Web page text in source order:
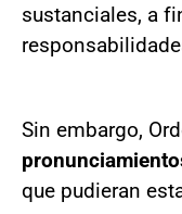
sustanciales, a
Sin embargo,
que pudieran